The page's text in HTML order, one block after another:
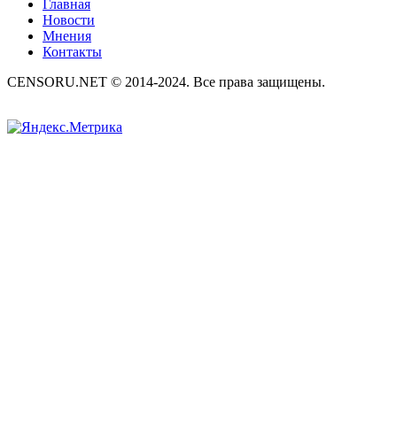
Главная
Новости
Мнения
Контакты
CENSORU.NET © 2014-2024. Все права защищены.